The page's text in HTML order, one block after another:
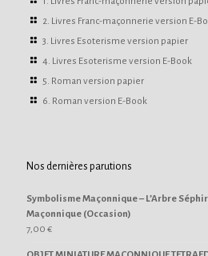
2. Livres Franc-maçonnerie version E-
3. Livres Esoterisme version papier
4. Livres Esoterisme version E-Book
5. Roman version papier
6. Roman version E-Book
Nos dernières parutions
Symbolisme Maçonnique – L’Arbre
Maçonnique (Occasion)
7,00 €